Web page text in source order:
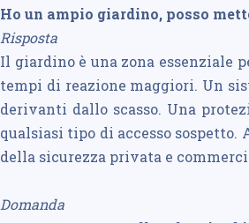
Ho un ampio giardino, posso
Risposta
Il giardino è una zona essenziale
tempi di reazione maggiori. Un
derivanti dallo scasso. Una
qualsiasi tipo di accesso
della sicurezza privata e
Domanda